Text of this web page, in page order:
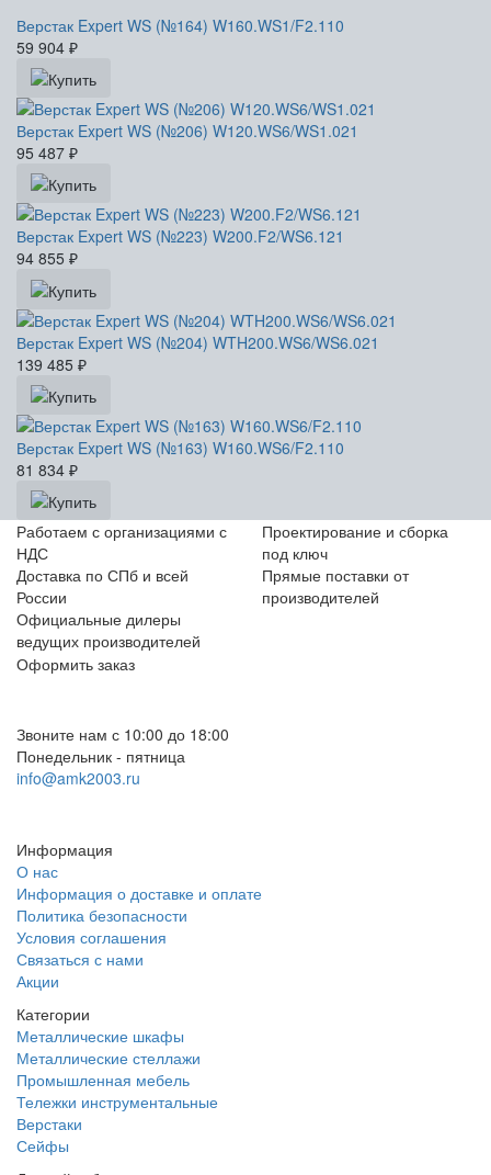
Верстак Expert WS (№164) W160.WS1/F2.110
59 904 ₽
Верстак Expert WS (№206) W120.WS6/WS1.021
95 487 ₽
Верстак Expert WS (№223) W200.F2/WS6.121
94 855 ₽
Верстак Expert WS (№204) WTH200.WS6/WS6.021
139 485 ₽
Верстак Expert WS (№163) W160.WS6/F2.110
81 834 ₽
Работаем с организациями с
НДС
Проектирование и сборка
под ключ
Доставка по СПб и всей
России
Прямые поставки от
производителей
Официальные дилеры
ведущих производителей
Оформить заказ
Звоните нам с 10:00 до 18:00
Понедельник - пятница
info@amk2003.ru
Информация
О нас
Информация о доставке и оплате
Политика безопасности
Условия соглашения
Связаться с нами
Акции
Категории
Металлические шкафы
Металлические стеллажи
Промышленная мебель
Тележки инструментальные
Верстаки
Сейфы